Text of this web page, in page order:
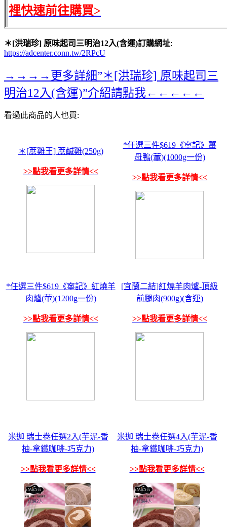
裡快速前往購買>
＊[洪瑞珍] 原味起司三明治12入(含運)訂購網址:
https://adcenter.conn.tw/2RPcU
→→→→更多詳細”＊[洪瑞珍] 原味起司三
明治12入(含運)”介紹請點我←←←←←
看過此商品的人也買:
＊[蔗雞王] 蔗鹹雞(250g)
>>點我看更多詳情<<
*任選三件$619《寧記》薑
母鴨(葷)(1000g一份)
>>點我看更多詳情<<
*任選三件$619《寧記》紅燒羊
肉爐(葷)(1200g一份)
>>點我看更多詳情<<
[宜蘭二結]紅燒羊肉爐-頂級
前腿肉(900g)(含運)
>>點我看更多詳情<<
米迦 瑞士卷任選2入(芋泥-香
柚-拿鐵咖啡-巧克力)
>>點我看更多詳情<<
米迦 瑞士卷任選4入(芋泥-香
柚-拿鐵咖啡-巧克力)
>>點我看更多詳情<<